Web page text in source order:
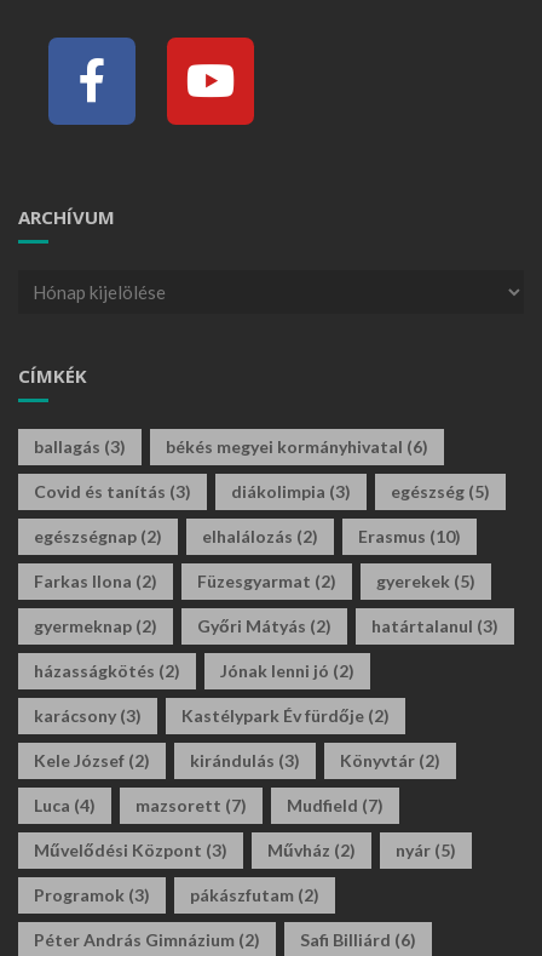
ARCHÍVUM
CÍMKÉK
ballagás (3) békés megyei kormányhivatal (6)
Covid és tanítás (3) diákolimpia (3) egészség (5)
egészségnap (2) elhalálozás (2) Erasmus (10)
Farkas Ilona (2) Füzesgyarmat (2) gyerekek (5)
gyermeknap (2) Győri Mátyás (2) határtalanul (3)
házasságkötés (2) Jónak lenni jó (2)
karácsony (3) Kastélypark Év fürdője (2)
Kele József (2) kirándulás (3) Könyvtár (2)
Luca (4) mazsorett (7) Mudfield (7)
Művelődési Központ (3) Művház (2) nyár (5)
Programok (3) pákászfutam (2)
Péter András Gimnázium (2) Safi Billiárd (6)